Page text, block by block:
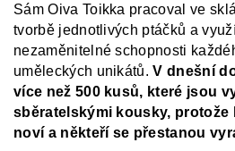
Sám Oiva Toikka pracoval ve
tvorbě jednotlivých ptáčků a
nezaměnitelné schopnosti
uměleckých unikátů.V dnešní
více než 500 kusů, které jsou
sběratelskými kousky, protože
noví a někteří se přestanou